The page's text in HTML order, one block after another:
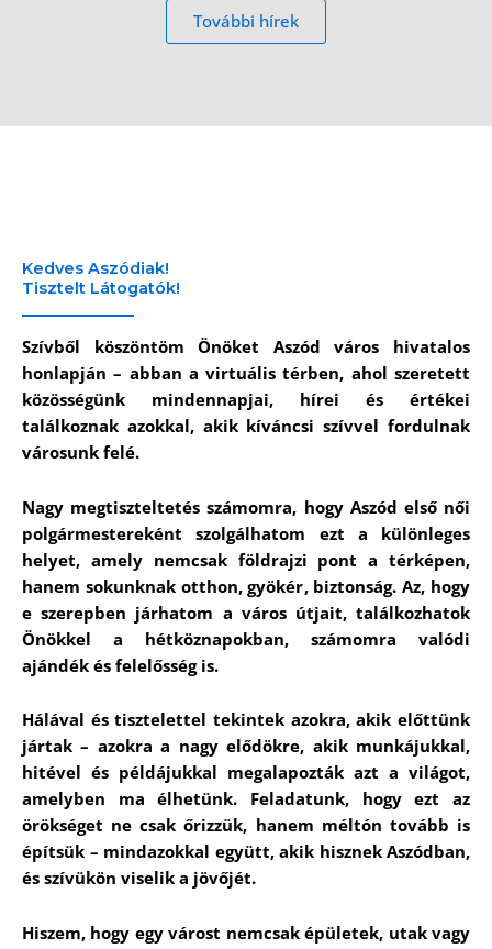
További hírek
Kedves Aszódiak!
Tisztelt Látogatók!
Szívből köszöntöm Önöket Aszód város hivatalos
honlapján – abban a virtuális térben, ahol szeretett
közösségünk mindennapjai, hírei és értékei
találkoznak azokkal, akik kíváncsi szívvel fordulnak
városunk felé.
Nagy megtiszteltetés számomra, hogy Aszód első női
polgármestereként szolgálhatom ezt a különleges
helyet, amely nemcsak földrajzi pont a térképen,
hanem sokunknak otthon, gyökér, biztonság. Az, hogy
e szerepben járhatom a város útjait, találkozhatok
Önökkel a hétköznapokban, számomra valódi
ajándék és felelősség is.
Hálával és tisztelettel tekintek azokra, akik előttünk
jártak – azokra a nagy elődökre, akik munkájukkal,
hitével és példájukkal megalapozták azt a világot,
amelyben ma élhetünk. Feladatunk, hogy ezt az
örökséget ne csak őrizzük, hanem méltón tovább is
építsük – mindazokkal együtt, akik hisznek Aszódban,
és szívükön viselik a jövőjét.
Hiszem, hogy egy várost nemcsak épületek, utak vagy